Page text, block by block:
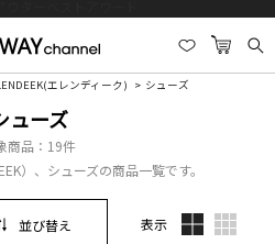
エレンディーク) シューズ
ューズ
商品： 19件
）、シューズの商品一覧です。
並び替え 表示